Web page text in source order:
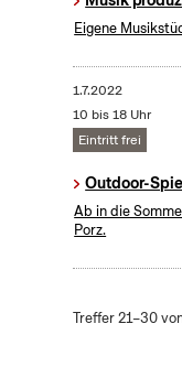
Eigene
1.7.2022
10 bis 18 Uhr
Eintritt frei
Outdoor-
Ab in die
Porz.
Treffer 21–30